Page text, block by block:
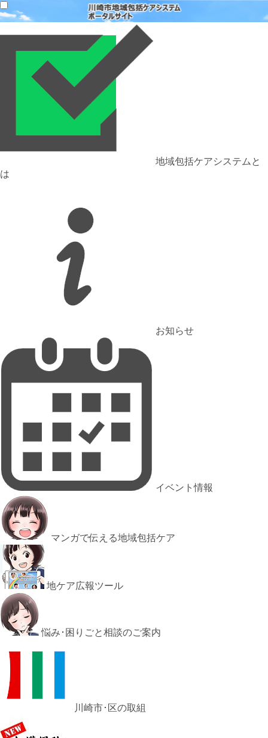
地域包括ケアシステムと
は
お知らせ
イベント情報
マンガで伝える地域包括ケア
地ケア広報ツール
悩み･困りごと相談のご案内
川崎市･区の取組